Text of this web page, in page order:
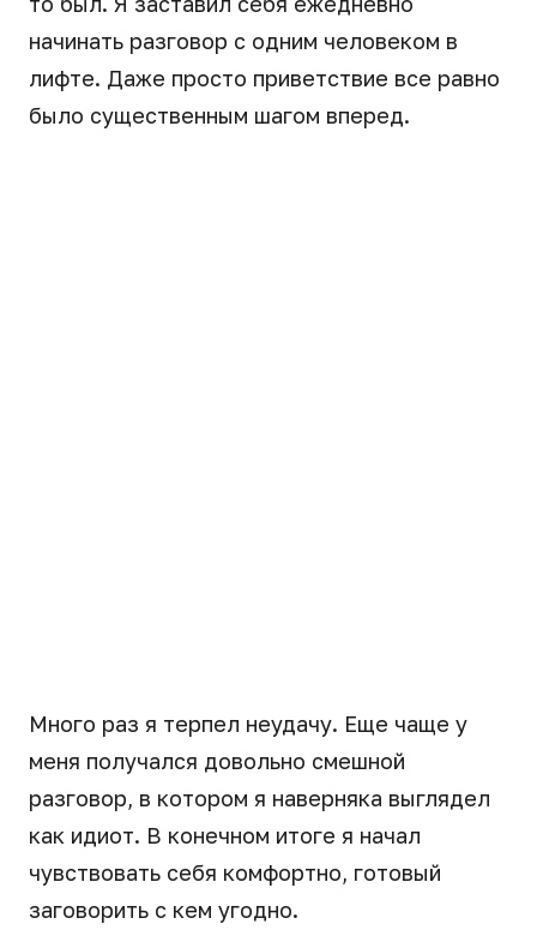
начинать разговор с одним человеком в
лифте. Даже просто приветствие все равно
было существенным шагом вперед.
Много раз я терпел неудачу. Еще чаще у
меня получался довольно смешной
разговор, в котором я наверняка выглядел
как идиот. В конечном итоге я начал
чувствовать себя комфортно, готовый
заговорить с кем угодно.